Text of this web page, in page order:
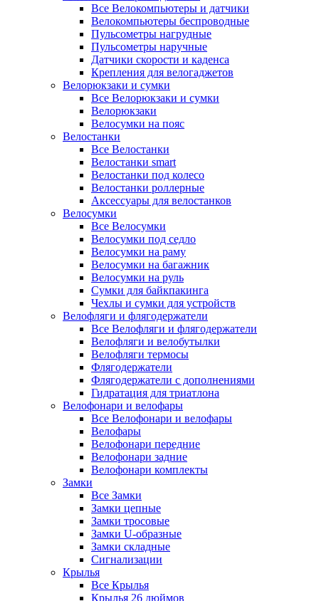
Все Велокомпьютеры и датчики
Велокомпьютеры беспроводные
Пульсометры нагрудные
Пульсометры наручные
Датчики скорости и каденса
Крепления для велогаджетов
Велорюкзаки и сумки
Все Велорюкзаки и сумки
Велорюкзаки
Велосумки на пояс
Велостанки
Все Велостанки
Велостанки smart
Велостанки под колесо
Велостанки роллерные
Аксессуары для велостанков
Велосумки
Все Велосумки
Велосумки под седло
Велосумки на раму
Велосумки на багажник
Велосумки на руль
Сумки для байкпакинга
Чехлы и сумки для устройств
Велофляги и флягодержатели
Все Велофляги и флягодержатели
Велофляги и велобутылки
Велофляги термосы
Флягодержатели
Флягодержатели с дополнениями
Гидратация для триатлона
Велофонари и велофары
Все Велофонари и велофары
Велофары
Велофонари передние
Велофонари задние
Велофонари комплекты
Замки
Все Замки
Замки цепные
Замки тросовые
Замки U-образные
Замки складные
Сигнализации
Крылья
Все Крылья
Крылья 26 дюймов